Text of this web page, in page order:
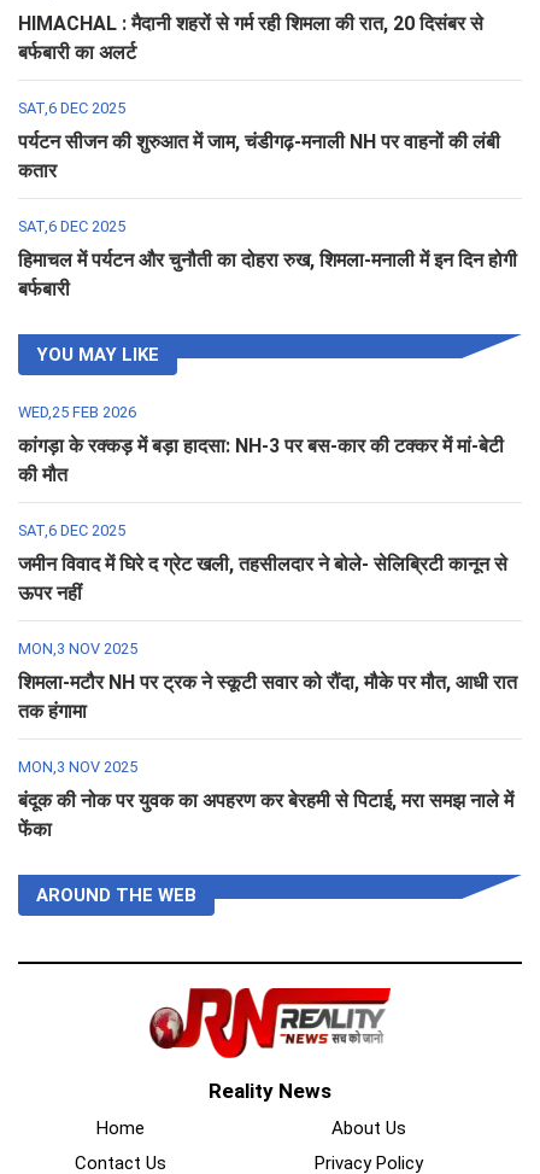
HIMACHAL : मैदानी शहरों से गर्म रही शिमला की रात, 20 दिसंबर से
बर्फबारी का अलर्ट
SAT,6 DEC 2025
पर्यटन सीजन की शुरुआत में जाम, चंडीगढ़-मनाली NH पर वाहनों की लंबी
कतार
SAT,6 DEC 2025
हिमाचल में पर्यटन और चुनौती का दोहरा रुख, शिमला-मनाली में इन दिन होगी
बर्फबारी
YOU MAY LIKE
WED,25 FEB 2026
कांगड़ा के रक्कड़ में बड़ा हादसा: NH-3 पर बस-कार की टक्कर में मां-बेटी
की मौत
SAT,6 DEC 2025
जमीन विवाद में घिरे द ग्रेट खली, तहसीलदार ने बोले- सेलिब्रिटी कानून से
ऊपर नहीं
MON,3 NOV 2025
शिमला-मटौर NH पर ट्रक ने स्कूटी सवार को रौंदा, मौके पर मौत, आधी रात
तक हंगामा
MON,3 NOV 2025
बंदूक की नोक पर युवक का अपहरण कर बेरहमी से पिटाई, मरा समझ नाले में
फेंका
AROUND THE WEB
Reality News
Home
About Us
Contact Us
Privacy Policy